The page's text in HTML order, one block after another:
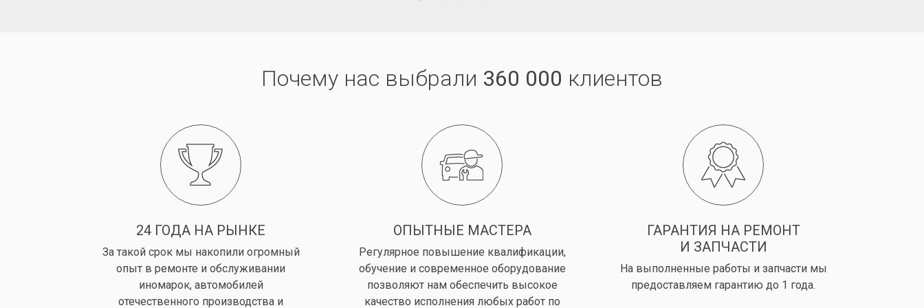
Почему нас выбрали 360 000 клиентов
24 ГОДА НА РЫНКЕ
За такой срок мы накопили огромный
опыт в ремонте и обслуживании
иномарок, автомобилей
отечественного производства и
ОПЫТНЫЕ МАСТЕРА
Регулярное повышение квалификации,
обучение и современное оборудование
позволяют нам обеспечить высокое
качество исполнения любых работ по
ГАРАНТИЯ НА РЕМОНТ
И ЗАПЧАСТИ
На выполненные работы и запчасти мы
предоставляем гарантию до 1 года.